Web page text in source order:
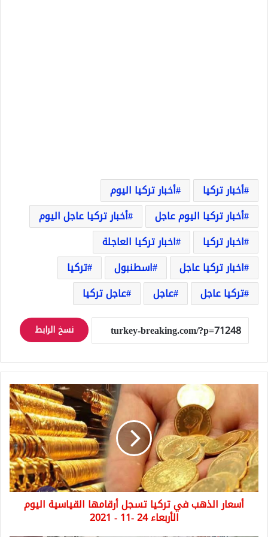
أخبار تركيا
أخبار تركيا اليوم
أخبار تركيا اليوم عاجل
أخبار تركيا عاجل اليوم
اخبار تركيا
اخبار تركيا العاجلة
اخبار تركيا عاجل
اسطنبول
تركيا
تركيا عاجل
عاجل عاجل تركيا
نسخ الرابط
في
تركيا
تسجل
أرقامها
القياسية
اليوم
الأربعاء
أسعار الذهب في تركيا تسجل أرقامها القياسية اليوم
الأربعاء 24 -11 - 2021